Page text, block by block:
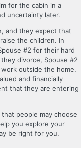
for the cabin in a
uncertainty later.
and they expect that
the children. In
#2 for their hard
divorce, Spouse #2
outside the home.
and financially
that they are entering
people may choose
you explore your
be right for you.